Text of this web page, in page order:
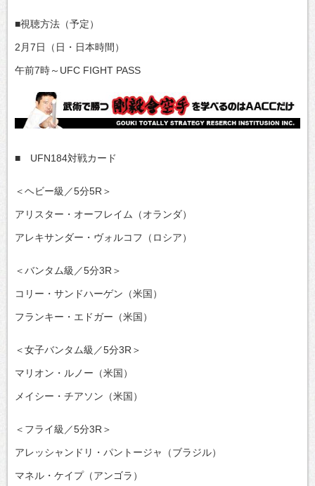
■視聴方法（予定）
2月7日（日・日本時間）
午前7時～UFC FIGHT PASS
■ UFN184対戦カード
＜ヘビー級／5分5R＞
アリスター・オーフレイム（オランダ）
アレキサンダー・ヴォルコフ（ロシア）
＜バンタム級／5分3R＞
コリー・サンドハーゲン（米国）
フランキー・エドガー（米国）
＜女子バンタム級／5分3R＞
マリオン・ルノー（米国）
メイシー・チアソン（米国）
＜フライ級／5分3R＞
アレッシャンドリ・パントージャ（ブラジル）
マネル・ケイプ（アンゴラ）